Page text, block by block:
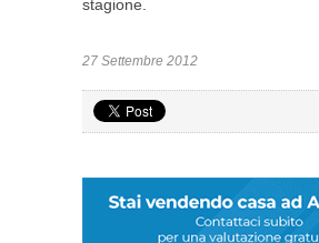
stagione.
27 Settembre 2012